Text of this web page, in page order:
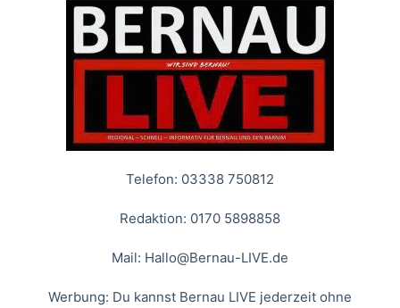
Telefon: 03338 750812
Redaktion: 0170 5898858
Mail: Hallo@Bernau-LIVE.de
Werbung: Du kannst Bernau LIVE jederzeit ohne